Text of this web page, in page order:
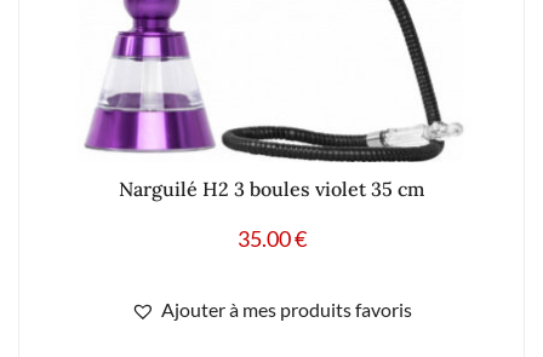
Narguilé H2 3 boules violet 35 cm
35.00€
Ajouter à mes produits favoris